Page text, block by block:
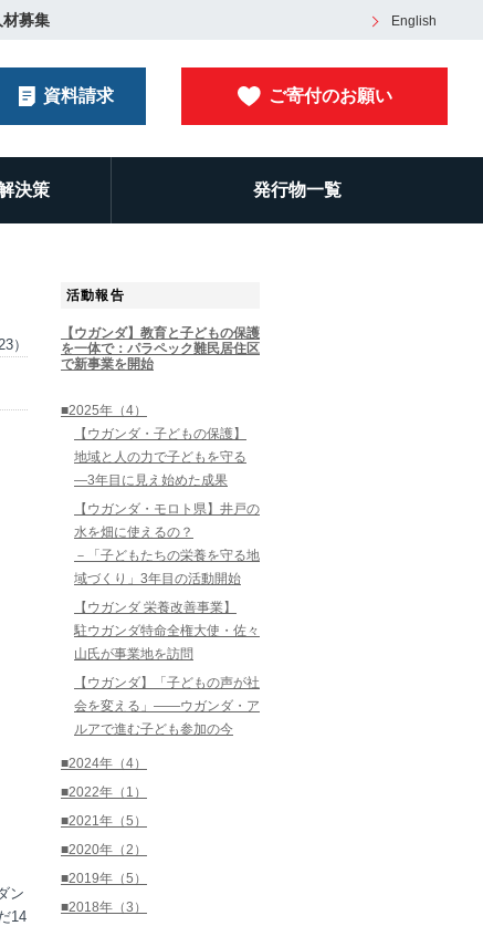
材募集 English
資料請求 ご寄付のお願い
決策 発行物一覧
）
ン
14
活動報告
【ウガンダ】教育と子どもの保護
を一体で：パラペック難民居住区
で新事業を開始
■2025年（4）
【ウガンダ・子どもの保護】
地域と人の力で子どもを守る
―3年目に見え始めた成果
【ウガンダ・モロト県】井戸の
水を畑に使えるの？
－「子どもたちの栄養を守る地
域づくり」3年目の活動開始
【ウガンダ 栄養改善事業】
駐ウガンダ特命全権大使・佐々
山氏が事業地を訪問
【ウガンダ】「子どもの声が社
会を変える」――ウガンダ・ア
ルアで進む子ども参加の今
■2024年（4）
■2022年（1）
■2021年（5）
■2020年（2）
■2019年（5）
■2018年（3）